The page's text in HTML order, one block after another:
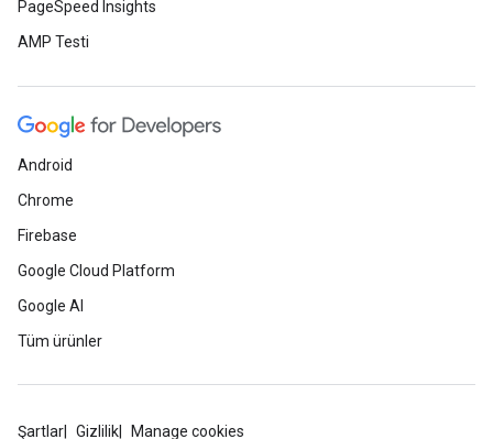
PageSpeed Insights
AMP Testi
Android
Chrome
Firebase
Google Cloud Platform
Google AI
Tüm ürünler
Şartlar Gizlilik Manage cookies